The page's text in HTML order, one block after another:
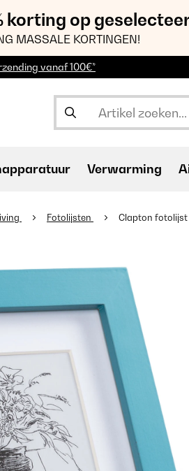
korting op
MASSALE KORTINGEN!
vanaf 100€*
Verwarming
Fotolijsten Clapton fotolijst